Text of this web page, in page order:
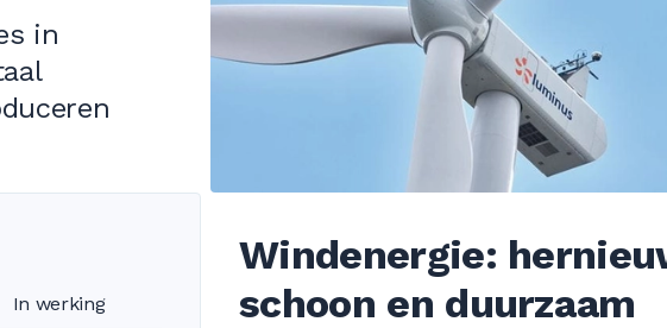
in
In werking
Windenergie:
schoon en duurzaam